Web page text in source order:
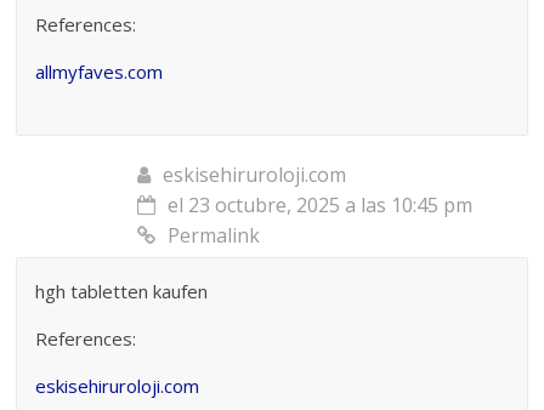
References:
allmyfaves.com
eskisehiruroloji.com
el 23 octubre, 2025 a las 10:45 pm
Permalink
hgh tabletten kaufen
References:
eskisehiruroloji.com